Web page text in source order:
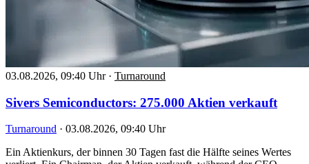
03.08.2026, 09:40 Uhr · Turnaround
Sivers Semiconductors: 275.000 Aktien verkauft
Turnaround · 03.08.2026, 09:40 Uhr
Ein Aktienkurs, der binnen 30 Tagen fast die Hälfte seines Wertes